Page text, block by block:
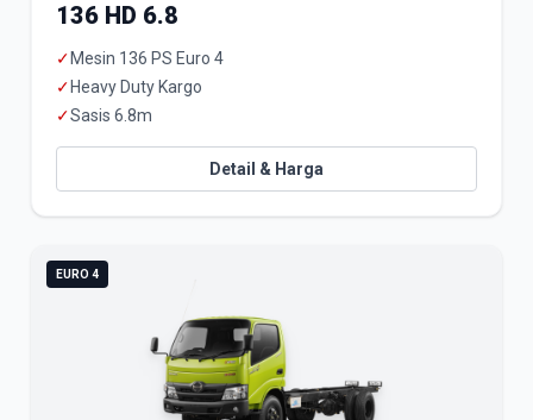
136 HD 6.8
✓ Mesin 136 PS Euro 4
✓ Heavy Duty Kargo
✓Sasis 6.8m
Detail & Harga
EURO 4